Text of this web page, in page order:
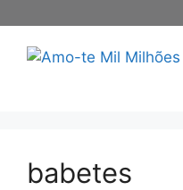
babetes